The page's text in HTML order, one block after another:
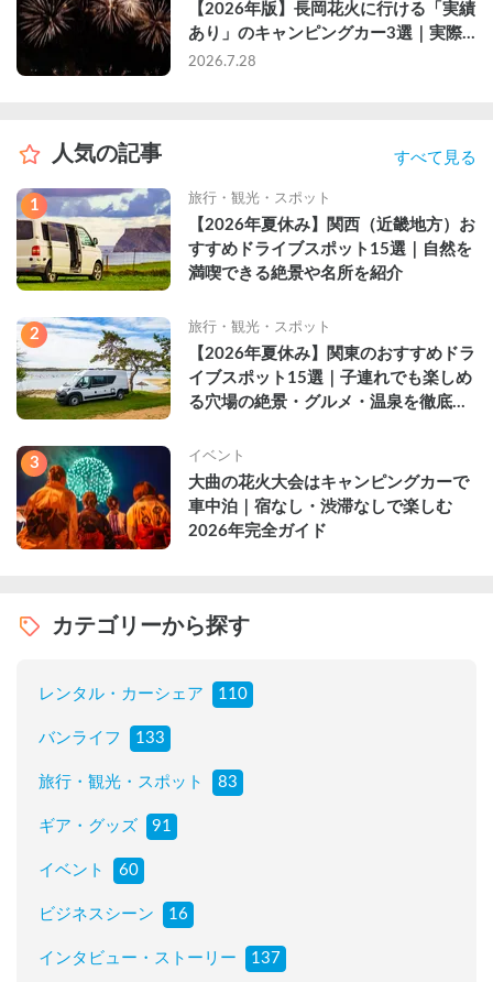
【2026年版】長岡花火に行ける「実績
あり」のキャンピングカー3選｜実際
に利用したゲストのレビュー付き
2026.7.28
人気の記事 すべて見る
1 旅行・観光・スポット
【2026年夏休み】関西（近畿地方）お
すすめドライブスポット15選｜自然を
満喫できる絶景や名所を紹介
2 旅行・観光・スポット
【2026年夏休み】関東のおすすめドラ
イブスポット15選｜子連れでも楽しめ
る穴場の絶景・グルメ・温泉を徹底解
3 イベント
大曲の花火大会はキャンピングカーで
車中泊｜宿なし・渋滞なしで楽しむ
2026年完全ガイド
カテゴリーから探す
レンタル・カーシェア 110
バンライフ 133
旅行・観光・スポット 83
ギア・グッズ 91
イベント 60
ビジネスシーン 16
インタビュー・ストーリー 137